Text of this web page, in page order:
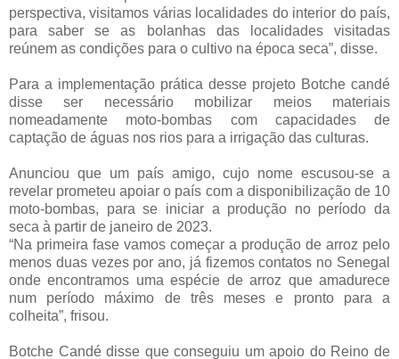
perspectiva, visitamos várias localidades do interior do país,
para saber se as bolanhas das localidades visitadas
reúnem as condições para o cultivo na época seca”, disse.
Para a implementação prática desse projeto Botche candé
disse ser necessário mobilizar meios materiais
nomeadamente moto-bombas com capacidades de
captação de águas nos rios para a irrigação das culturas.
Anunciou que um país amigo, cujo nome escusou-se a
revelar prometeu apoiar o país com a disponibilização de 10
moto-bombas, para se iniciar a produção no período da
seca à partir de janeiro de 2023.
“Na primeira fase vamos começar a produção de arroz pelo
menos duas vezes por ano, já fizemos contatos no Senegal
onde encontramos uma espécie de arroz que amadurece
num período máximo de três meses e pronto para a
colheita”, frisou.
Botche Candé disse que conseguiu um apoio do Reino de